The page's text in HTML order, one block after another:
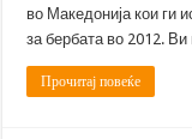
во Македонија кои ги
за бербата во 2012.
Прочитај повеќе